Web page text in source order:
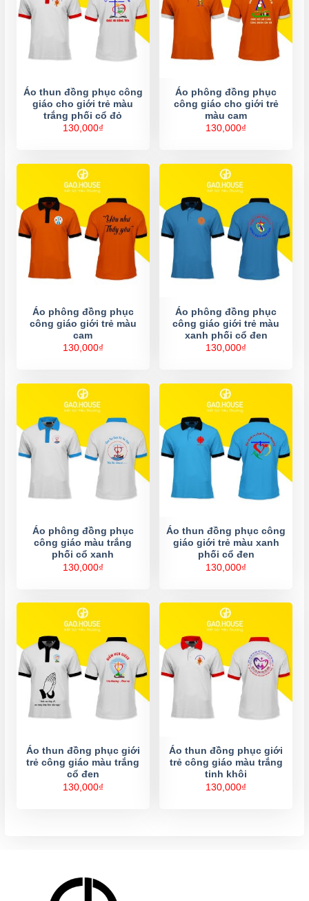
Áo thun đồng phục công
giáo cho giới trẻ màu
trắng phối cổ đỏ
130,000₫
Áo phông đồng phục
công giáo cho giới trẻ
màu cam
130,000₫
Áo phông đồng phục
công giáo giới trẻ màu
cam
130,000₫
Áo phông đồng phục
công giáo giới trẻ màu
xanh phối cổ đen
130,000₫
Áo phông đồng phục
công giáo màu trắng
phối cổ xanh
130,000₫
Áo thun đồng phục công
giáo giới trẻ màu xanh
phối cổ đen
130,000₫
Áo thun đồng phục giới
trẻ công giáo màu trắng
cổ đen
130,000₫
Áo thun đồng phục giới
trẻ công giáo màu trắng
tinh khôi
130,000₫